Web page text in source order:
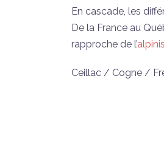
En cascade, les
De la France au
rapproche de l’
Ceillac / Cogne /